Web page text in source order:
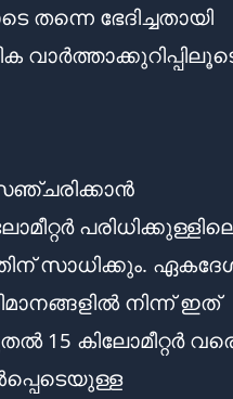
ഭേദിച്ചതായി
സാധിക്കും.
നിന്ന് ഇത്
15 കിലോമീറ്റർ